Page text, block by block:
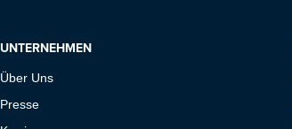
UNTERNEHMEN
Über Uns
Presse